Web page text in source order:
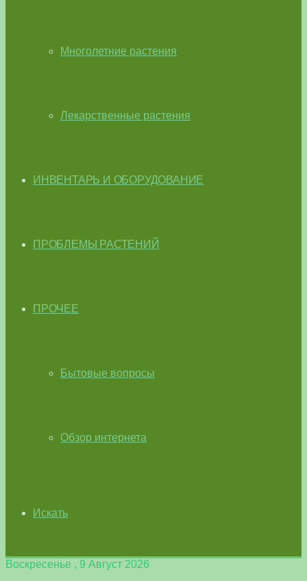
Многолетние растения
Лекарственные растения
ИНВЕНТАРЬ И ОБОРУДОВАНИЕ
ПРОБЛЕМЫ РАСТЕНИЙ
ПРОЧЕЕ
Бытовые вопросы
Обзор интернета
Искать
Воскресенье , 9 Август 2026